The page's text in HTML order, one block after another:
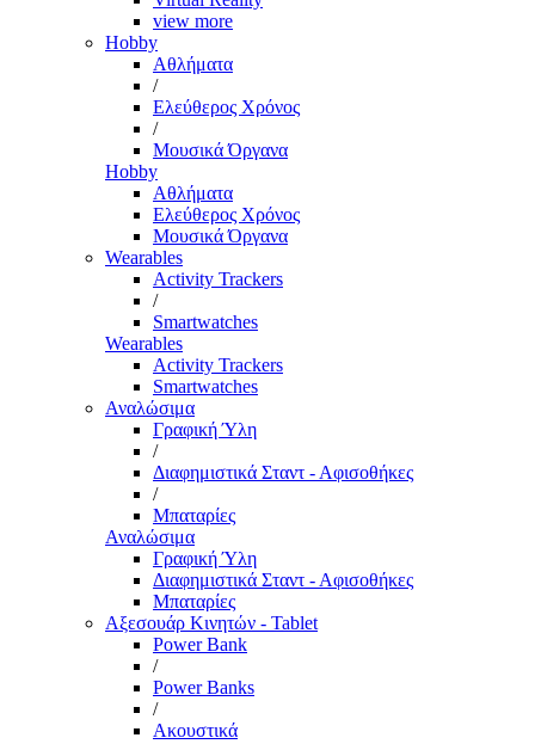
view more
Hobby
Αθλήματα
/
Ελεύθερος Χρόνος
/
Μουσικά Όργανα
Hobby
Αθλήματα
Ελεύθερος Χρόνος
Μουσικά Όργανα
Wearables
Activity Trackers
/
Smartwatches
Wearables
Activity Trackers
Smartwatches
Αναλώσιμα
Γραφική Ύλη
/
Διαφημιστικά Σταντ - Αφισοθήκες
/
Μπαταρίες
Αναλώσιμα
Γραφική Ύλη
Διαφημιστικά Σταντ - Αφισοθήκες
Μπαταρίες
Αξεσουάρ Κινητών - Tablet
Power Bank
/
Power Banks
/
Ακουστικά